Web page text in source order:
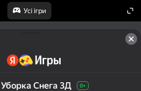
Усі ігри
Уборка Снега 3Д 0+